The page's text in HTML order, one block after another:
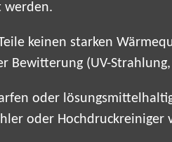
werden.
keinen starken
Bewitterung (UV-
oder
oder Hochdruckreiniger